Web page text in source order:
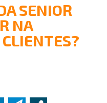
SENIOR
NA